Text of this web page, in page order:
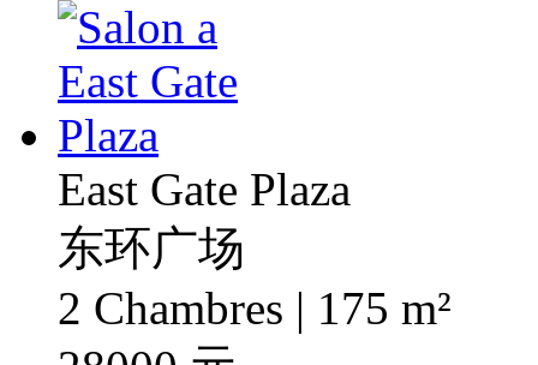
East Gate Plaza
东环广场
2 Chambres | 175 m²